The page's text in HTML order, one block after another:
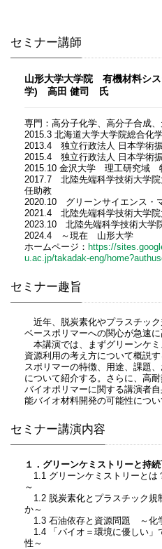
セミナー講師
山形大学大学院 有機材料シ
学) 高田 健司 氏
専門：高分子化学、高分子合成
2015.3 北海道大学大学院総合化
2013.4 独立行政法人 日本学術
2015.4 独立行政法人 日本学術
2015.10 金沢大学 理工研究域
2017.7 北陸先端科学技術大学
任助教
2020.10 グリーンサイエンス・
2021.4 北陸先端科学技術大学
2023.10 北陸先端科学技術大
2024.4 ～現在 山形大学
ホームページ： https://
u.ac.jp/takadak-eng/
セミナー趣旨
近年、脱炭素化やプラスチッ
ベースポリマーへの関心が急速に
本講演では、まずグリーンケ
資源利用の考え方について概説
スポリマーの特徴、用途、課題
について紹介する。さらに、高
バイオポリマーに関する講演者
能バイオ材料開発の可能性につい
セミナー講演内容
１．グリーンケミストリーと持
1.1 グリーンケミストリーと
～
1.2 脱炭素化とプラスチック
か～
1.3 石油依存と資源問題 ～化
1.4 「バイオ＝環境に優しい
性～